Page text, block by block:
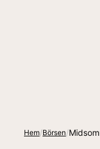
Hem/Börsen/